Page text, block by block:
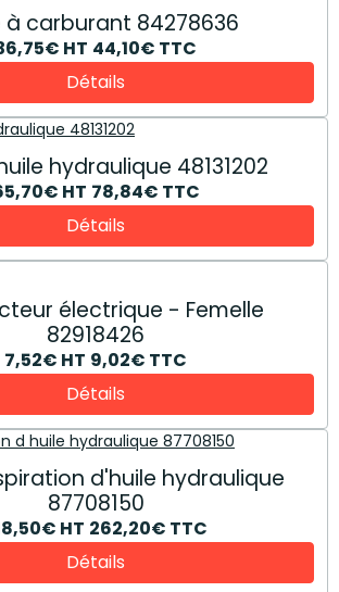
à carburant 84278636
HT 44,10€ TTC
Détails
hydraulique 48131202
HT 78,84€ TTC
Détails
électrique - Femelle
82918426
7,52€ HT 9,02€ TTC
Détails
d'huile hydraulique
87708150
HT 262,20€ TTC
Détails